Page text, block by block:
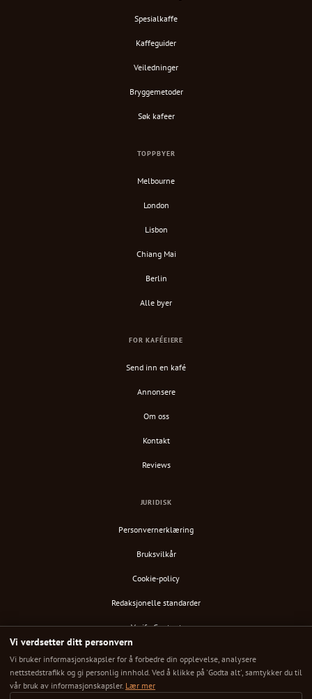
Spesialkaffe
Kaffeguider
Veiledninger
Bryggemetoder
Søk kafeer
TOPPBYER
Melbourne
London
Lisbon
Chiang Mai
Berlin
Alle byer
FOR KAFÉEIERE
Send inn en kafé
Annonsere
Om oss
Kontakt
Reviews
JURIDISK
Personvernerklæring
Bruksvilkår
Cookie-policy
Redaksjonelle standarder
Verify Content
Vi verdsetter ditt personvern
Vi bruker informasjonskapsler for å forbedre din opplevelse, analysere
nettstedstrafikk og gi personlig innhold. Ved å klikke på 'Godta alt', samtykker du til
vår bruk av informasjonskapsler. Lær mer